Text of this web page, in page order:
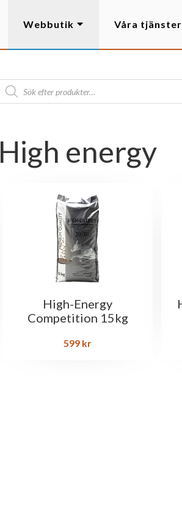
Webbutik Våra tjänster
High energy
High-Energy
Competition 15kg
599 kr